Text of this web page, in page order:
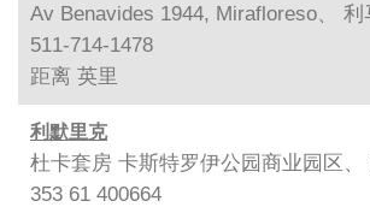
Av Benavides 1944, Mirafloreso、 利
511-714-1478
距离 英里
利默里克
杜卡套房 卡斯特罗伊公园商业园区、
353 61 400664